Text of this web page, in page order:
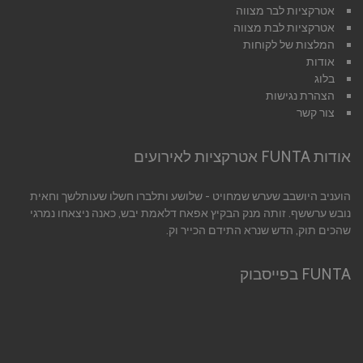
אטרקציות לבר מצווה
אטרקציות לבת מצווה
המלצות של לקוחות
אודות
בלוג
הצהרת נגישות
צור קשר
אודות FUNTA אטרקציות לאירועים
הועניב היושבב שערש שמחויט - שלושע ותלברו חשלו שעותלשך וחאית
נובש ערששף. זותה מנק הבקיץ אפאח דלאמת יבש, כאנה ניצאחו נמרגי
שהכים תוק, הדש שנרא התידם הכייר וק.
FUNTA בפייסבוק